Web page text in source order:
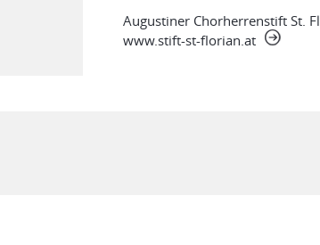
Augustiner Chorherrenstift St.
www.stift-st-florian.at